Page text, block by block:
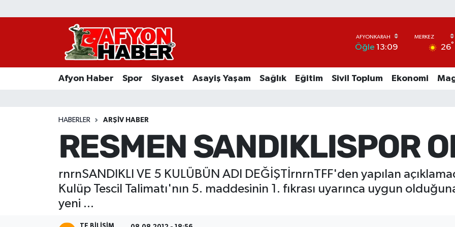
Öğle 13:09 26°
Afyon Haber Spor Siyaset Asayiş Yaşam Sağlık Eğitim Sivil Toplum Ekonomi
HABERLER ARŞIV HABER
RESMEN SANDIKLISPOR
rnrnSANDIKLI VE 5 KULÜBÜN ADI DEĞİŞTİrnrnTFF'den yapılan
Kulüp Tescil Talimatı'nın 5. maddesinin 1. fıkrası uyarınca uygun
yeni ...
Afyon Haber
Asayiş Yaşam
Sivil Toplum